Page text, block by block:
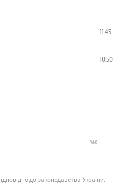
11:45
10:50
до законодавства України.